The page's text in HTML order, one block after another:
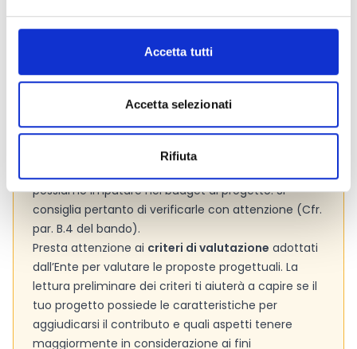
Accetta tutti
Accetta selezionati
Rifiuta
Si consiglia di consultare regolarmente il sito web
ufficiale del bando per gli aggiornamenti e le
Consigli degli esperti
possiamo imputare nel budget di progetto. Si
consiglia pertanto di verificarle con attenzione (Cfr.
par. B.4 del bando).
Presta attenzione ai criteri di valutazione adottati
dall’Ente per valutare le proposte progettuali. La
lettura preliminare dei criteri ti aiuterà a capire se il
tuo progetto possiede le caratteristiche per
aggiudicarsi il contributo e quali aspetti tenere
maggiormente in considerazione ai fini